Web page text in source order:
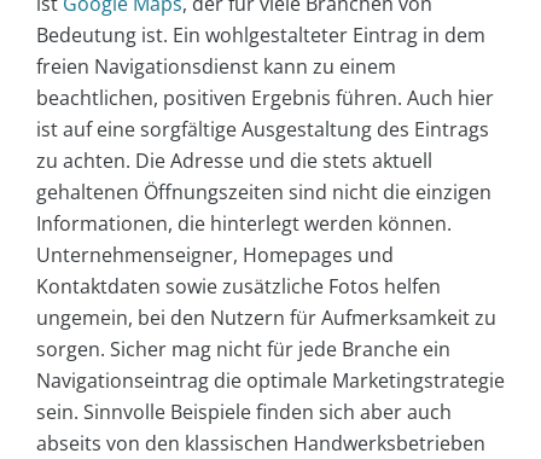
Bedeutung ist. Ein wohlgestalteter Eintrag in dem
freien Navigationsdienst kann zu einem
beachtlichen, positiven Ergebnis führen. Auch hier
ist auf eine sorgfältige Ausgestaltung des Eintrags
zu achten. Die Adresse und die stets aktuell
gehaltenen Öffnungszeiten sind nicht die einzigen
Informationen, die hinterlegt werden können.
Unternehmenseigner, Homepages und
Kontaktdaten sowie zusätzliche Fotos helfen
ungemein, bei den Nutzern für Aufmerksamkeit zu
sorgen. Sicher mag nicht für jede Branche ein
Navigationseintrag die optimale Marketingstrategie
sein. Sinnvolle Beispiele finden sich aber auch
abseits von den klassischen Handwerksbetrieben